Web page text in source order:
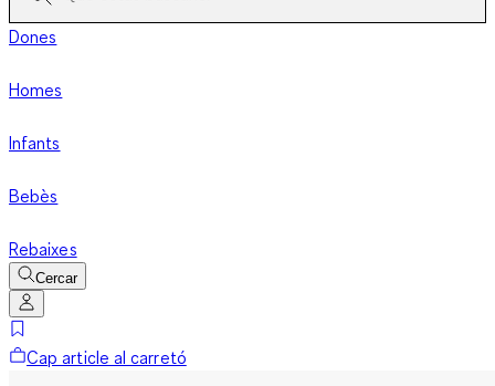
Dones
Homes
Infants
Bebès
Rebaixes
Cercar
Cap article al carretó